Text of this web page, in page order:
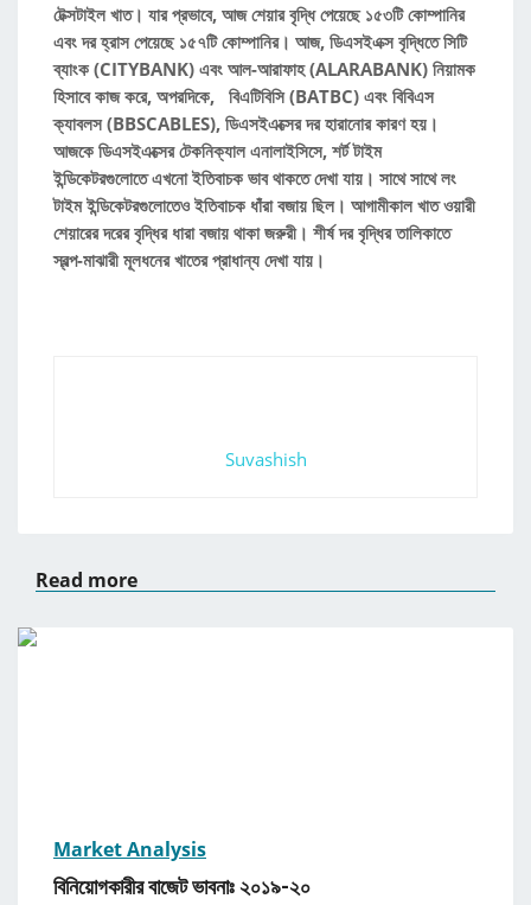
টেক্সটাইল খাত। যার প্রভাবে, আজ শেয়ার বৃদ্ধি পেয়েছে ১৫৩টি কোম্পানির
এবং দর হ্রাস পেয়েছে ১৫৭টি কোম্পানির। আজ, ডিএসইএক্স বৃদ্ধিতে সিটি
ব্যাংক (CITYBANK) এবং আল-আরাফাহ (ALARABANK) নিয়ামক
হিসাবে কাজ করে, অপরদিকে, বিএটিবিসি (BATBC) এবং বিবিএস
ক্যাবলস (BBSCABLES), ডিএসইএক্সের দর হারানোর কারণ হয়।
আজকে ডিএসইএক্সের টেকনিক্যাল এনালাইসিসে, শর্ট টাইম
ইন্ডিকেটরগুলোতে এখনো ইতিবাচক ভাব থাকতে দেখা যায়। সাথে সাথে লং
টাইম ইন্ডিকেটরগুলোতেও ইতিবাচক ধাঁরা বজায় ছিল। আগামীকাল খাত ওয়ারী
শেয়ারের দরের বৃদ্ধির ধারা বজায় থাকা জরুরী। শীর্ষ দর বৃদ্ধির তালিকাতে
স্বল্প-মাঝারী মূলধনের খাতের প্রাধান্য দেখা যায়।
Suvashish
Read more
Market Analysis
বিনিয়োগকারীর বাজেট ভাবনাঃ ২০১৯-২০